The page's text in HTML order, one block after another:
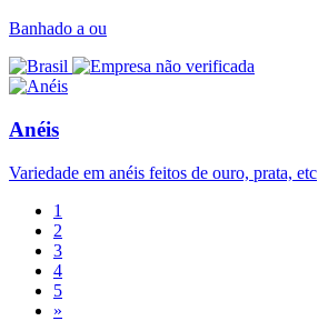
Banhado a ou
Anéis
Variedade em anéis feitos de ouro, prata, etc
1
2
3
4
5
»